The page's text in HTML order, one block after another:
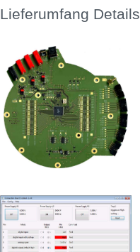
Lieferumfang Details